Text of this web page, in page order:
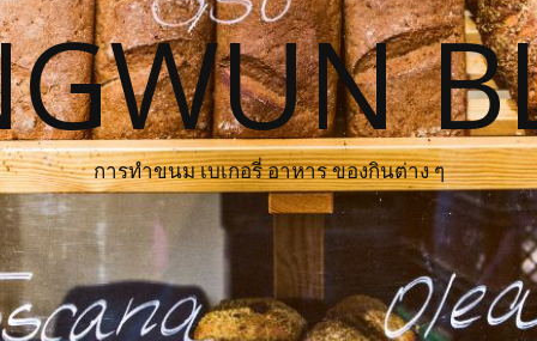
การทำขนม เบเกอรี่ อาหาร ของกินต่าง ๆ